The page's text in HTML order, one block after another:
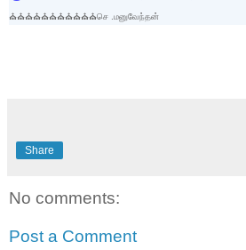
⛪⛪⛪⛪⛪⛪⛪⛪⛪⛪⛪செ .மனுவேந்தன்
Share
No comments:
Post a Comment